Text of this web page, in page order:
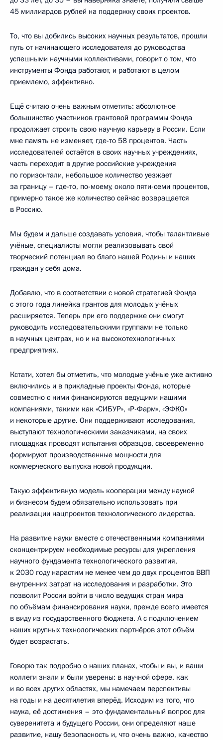
45 миллиардов рублей на поддержку своих проектов.
То, что вы добились высоких научных результатов, прошли
путь от начинающего исследователя до руководства
успешными научными коллективами, говорит о том, что
инструменты Фонда работают, и работают в целом
приемлемо, эффективно.
Ещё считаю очень важным отметить: абсолютное
большинство участников грантовой программы Фонда
продолжает строить свою научную карьеру в России. Если
мне память не изменяет, где-то 58 процентов. Часть
исследователей остаётся в своих научных учреждениях,
часть переходит в другие российские учреждения
по горизонтали, небольшое количество уезжает
за границу – где-то, по-моему, около пяти-семи процентов,
примерно такое же количество сейчас возвращается
в Россию.
Мы будем и дальше создавать условия, чтобы талантливые
учёные, специалисты могли реализовывать свой
творческий потенциал во благо нашей Родины и наших
граждан у себя дома.
Добавлю, что в соответствии с новой стратегией Фонда
с этого года линейка грантов для молодых учёных
расширяется. Теперь при его поддержке они смогут
руководить исследовательскими группами не только
в научных центрах, но и на высокотехнологичных
предприятиях.
Кстати, хотел бы отметить, что молодые учёные уже активно
включились и в прикладные проекты Фонда, которые
совместно с ними финансируются ведущими нашими
компаниями, такими как «СИБУР», «Р-Фарм», «ЭФКО»
и некоторые другие. Они поддерживают исследования,
выступают технологическими заказчиками, на своих
площадках проводят испытания образцов, своевременно
формируют производственные мощности для
коммерческого выпуска новой продукции.
Такую эффективную модель кооперации между наукой
и бизнесом будем обязательно использовать при
реализации нацпроектов технологического лидерства.
На развитие науки вместе с отечественными компаниями
сконцентрируем необходимые ресурсы для укрепления
научного фундамента технологического развития,
к 2030 году нарастим не менее чем до двух процентов ВВП
внутренних затрат на исследования и разработки. Это
позволит России войти в число ведущих стран мира
по объёмам финансирования науки, прежде всего имеется
в виду из государственного бюджета. А с подключением
наших крупных технологических партнёров этот объём
будет возрастать.
Говорю так подробно о наших планах, чтобы и вы, и ваши
коллеги знали и были уверены: в научной сфере, как
и во всех других областях, мы намечаем перспективы
на годы и на десятилетия вперёд. Исходим из того, что
наука, её достижения – это фундаментальный вопрос для
суверенитета и будущего России, они определяют наше
развитие, нашу безопасность и, что очень важно, качество